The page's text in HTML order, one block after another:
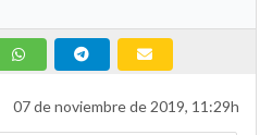
07 de noviembre de 2019, 11:29h